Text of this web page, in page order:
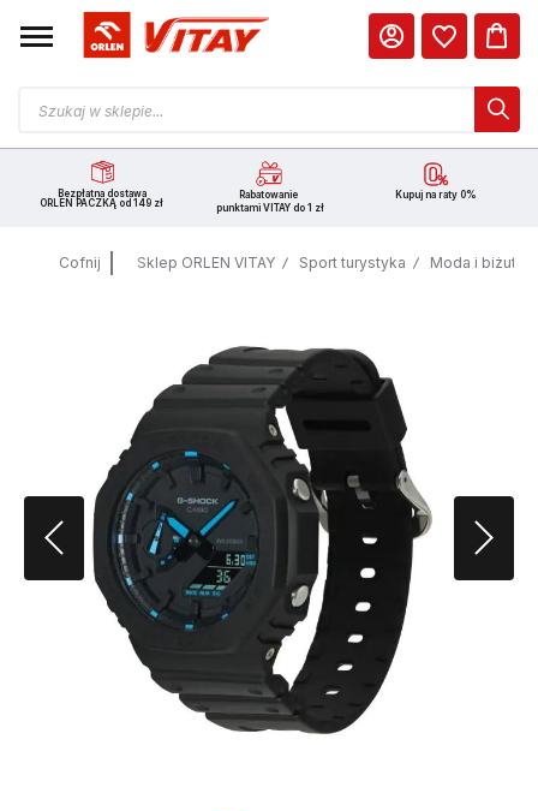
Bezpłatna dostawa
ORLEN PACZKĄ od 149 zł
Rabatowanie
punktami VITAY do 1 zł
Kupuj na raty 0%
Cofnij Sklep ORLEN VITAY Sport turystyka Moda i